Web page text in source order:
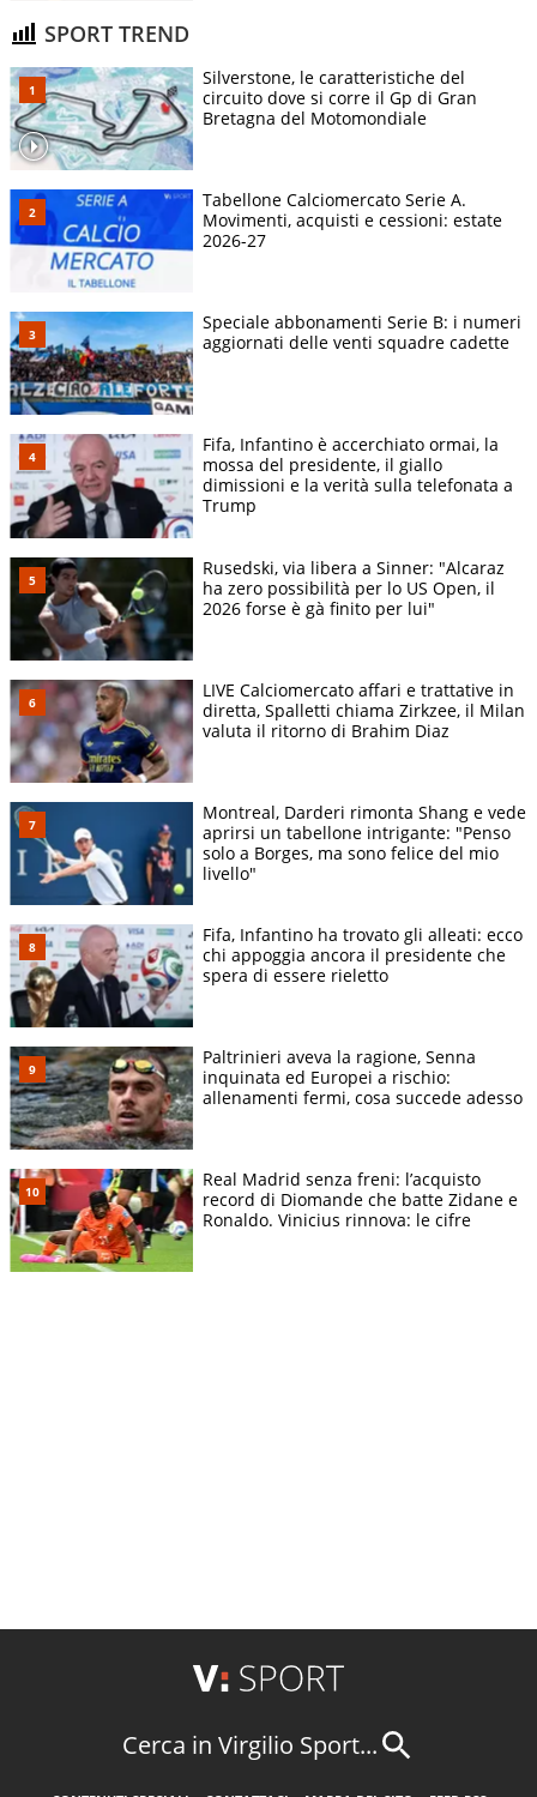
SPORT TREND
Silverstone, le caratteristiche del
circuito dove si corre il Gp di Gran
Bretagna del Motomondiale
Tabellone Calciomercato Serie A.
Movimenti, acquisti e cessioni: estate
2026-27
Speciale abbonamenti Serie B: i numeri
aggiornati delle venti squadre cadette
Fifa, Infantino è accerchiato ormai, la
mossa del presidente, il giallo
dimissioni e la verità sulla telefonata a
Trump
Rusedski, via libera a Sinner: "Alcaraz
ha zero possibilità per lo US Open, il
2026 forse è gà finito per lui"
LIVE Calciomercato affari e trattative in
diretta, Spalletti chiama Zirkzee, il Milan
valuta il ritorno di Brahim Diaz
Montreal, Darderi rimonta Shang e vede
aprirsi un tabellone intrigante: "Penso
solo a Borges, ma sono felice del mio
livello"
Fifa, Infantino ha trovato gli alleati: ecco
chi appoggia ancora il presidente che
spera di essere rieletto
Paltrinieri aveva la ragione, Senna
inquinata ed Europei a rischio:
allenamenti fermi, cosa succede adesso
Real Madrid senza freni: l’acquisto
record di Diomande che batte Zidane e
Ronaldo. Vinicius rinnova: le cifre
Cerca in Virgilio Sport...